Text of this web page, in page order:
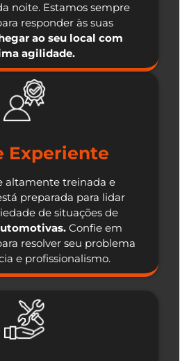
noite. Estamos sempre
responder às suas
ao seu local com
agilidade.
Experiente
altamente treinada e
preparada para lidar
de situações de
Confie em
resolver seu problema
e profissionalismo.